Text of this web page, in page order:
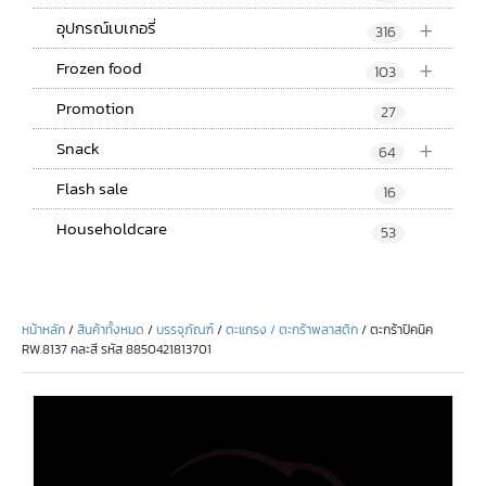
+
อุปกรณ์เบเกอรี่ 316
+
Frozen food 103
Promotion 27
+
Snack 64
Flash sale 16
Householdcare 53
หน้าหลัก/สินค้าทั้งหมด /บรรจุภัณฑ์/ตะแกรง / ตะกร้าพลาสติก/ ตะกร้าปิคนิค
RW.8137 คละสี รหัส 8850421813701